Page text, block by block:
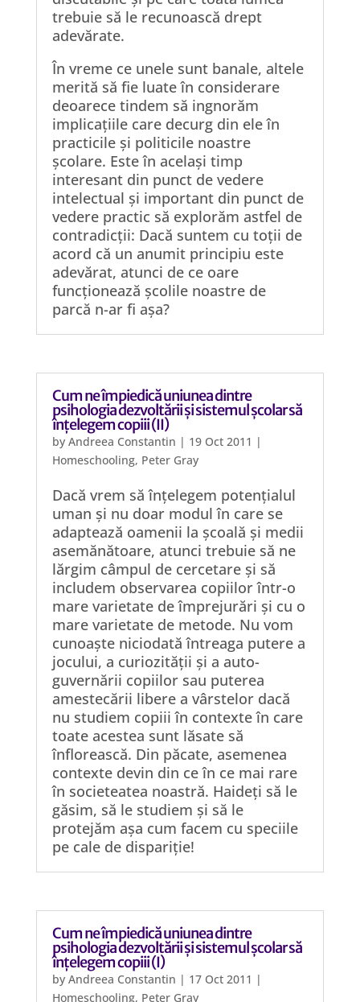
trebuie să le recunoască drept
adevărate.
În vreme ce unele sunt banale, altele
merită să fie luate în considerare
deoarece tindem să ingnorăm
implicațiile care decurg din ele în
practicile și politicile noastre
școlare. Este în același timp
interesant din punct de vedere
intelectual și important din punct de
vedere practic să explorăm astfel de
contradicții: Dacă suntem cu toții de
acord că un anumit principiu este
adevărat, atunci de ce oare
funcționează școlile noastre de
parcă n-ar fi așa?
Cum ne împiedică uniunea dintre
psihologia dezvoltării și sistemul școlar să
înțelegem copiii (II)
by Andreea Constantin | 19 Oct 2011 |
Homeschooling, Peter Gray
Dacă vrem să înțelegem potențialul
uman și nu doar modul în care se
adaptează oamenii la școală și medii
asemănătoare, atunci trebuie să ne
lărgim câmpul de cercetare și să
includem observarea copiilor într-o
mare varietate de împrejurări și cu o
mare varietate de metode. Nu vom
cunoaște niciodată întreaga putere a
jocului, a curiozității și a auto-
guvernării copiilor sau puterea
amestecării libere a vârstelor dacă
nu studiem copiii în contexte în care
toate acestea sunt lăsate să
înflorească. Din păcate, asemenea
contexte devin din ce în ce mai rare
în societeatea noastră. Haideți să le
găsim, să le studiem și să le
protejăm așa cum facem cu speciile
pe cale de dispariție!
Cum ne împiedică uniunea dintre
psihologia dezvoltării și sistemul școlar să
înțelegem copiii (I)
by Andreea Constantin | 17 Oct 2011 |
Homeschooling, Peter Gray